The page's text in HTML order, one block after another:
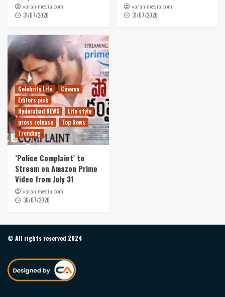
varahimedia.com
31/07/2026
varahimedia.com
31/07/2026
Celebrity Life
Cinema
Editors pick
Hyderabad NEWS
Life style
press release
Top News
Trending
‘Police Complaint’ to
Stream on Amazon Prime
Video from July 31
varahimedia.com
30/07/2026
© All rights reserved 2024